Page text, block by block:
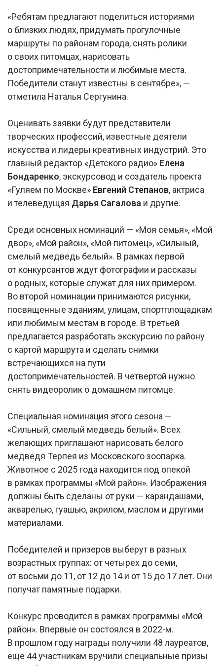
«Ребятам предлагают поделиться историями
о близких людях, придумать прогулочные
маршруты по районам города, снять ролики
о своих питомцах, нарисовать
достопримечательности и любимые места.
Победители станут известны в сентябре», —
отметила Наталья Сергунина.
Оценивать заявки будут представители
творческих профессий, известные деятели
искусства и лидеры креативных индустрий. Это
главный редактор «Детского радио» Елена
Бондаренко, экскурсовод и создатель проекта
«Гуляем по Москве» Евгений Степанов, актриса
и телеведущая Дарья Сагалова и другие.
Среди основных номинаций — «Моя семья», «Мой
двор», «Мой район», «Мой питомец», «Сильный,
смелый медведь белый». В рамках первой
от конкурсантов ждут фотографии и рассказы
о родных, которые служат для них примером.
Во второй номинации принимаются рисунки,
посвященные зданиям, улицам, спортплощадкам
или любимым местам в городе. В третьей
предлагается разработать экскурсию по району
с картой маршрута и сделать снимки
встречающихся на пути
достопримечательностей. В четвертой нужно
снять видеоролик о домашнем питомце.
Специальная номинация этого сезона —
«Сильный, смелый медведь белый». Всех
желающих приглашают нарисовать белого
медведя Терпея из Московского зоопарка.
Животное с 2025 года находится под опекой
в рамках программы «Мой район». Изображения
должны быть сделаны от руки — карандашами,
акварелью, гуашью, акрилом, маслом и другими
материалами.
Победителей и призеров выберут в разных
возрастных группах: от четырех до семи,
от восьми до 11, от 12 до 14 и от 15 до 17 лет. Они
получат памятные подарки.
Конкурс проводится в рамках программы «Мой
район». Впервые он состоялся в 2022-м.
В прошлом году награды получили 48 лауреатов,
еще 44 участникам вручили специальные призы